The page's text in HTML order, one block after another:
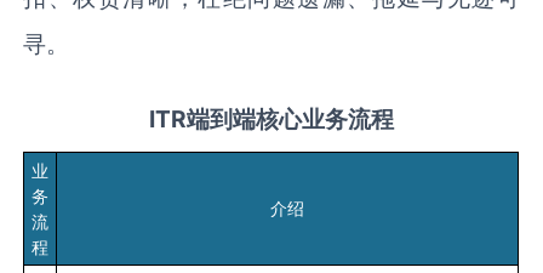
寻。
ITR端到端核心业务流程
业
务
流
程
介绍